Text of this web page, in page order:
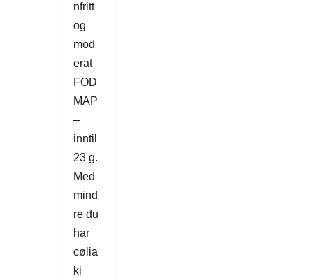
nfritt
og
mod
erat
FOD
MAP
–
inntil
23 g.
Med
mind
re du
har
cølia
ki